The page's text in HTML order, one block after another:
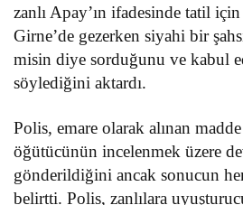
zanlı Apay’ın ifadesinde tatil
Girne’de gezerken siyahi bir
misin diye sorduğunu ve kabul
söylediğini aktardı.
Polis, emare olarak alınan
öğütücünün incelenmek üzere
gönderildiğini ancak sonucun
belirtti. Polis, zanlılara